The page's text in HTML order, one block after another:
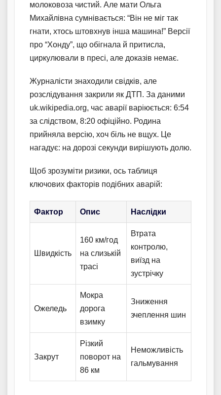
молоковоза чистий. Але мати Ольга
Михайлівна сумнівається: “Він не міг так
гнати, хтось штовхнув інша машина!” Версії
про “Хонду”, що обігнала й притисла,
циркулювали в пресі, але доказів немає.
Журналісти знаходили свідків, але
розслідування закрили як ДТП. За даними
uk.wikipedia.org, час аварії варіюється: 6:54
за слідством, 8:20 офіційно. Родина
прийняла версію, хоч біль не вщух. Це
нагадує: на дорозі секунди вирішують долю.
Щоб зрозуміти ризики, ось таблиця
ключових факторів подібних аварій:
Фактор Опис Наслідки
Швидкість
160 км/год
на слизькій
трасі
Втрата
контролю,
виїзд на
зустрічку
Ожеледь
Мокра
дорога
взимку
Зниження
зчеплення шин
Закрут
Різкий
поворот на
86 км
Неможливість
гальмування